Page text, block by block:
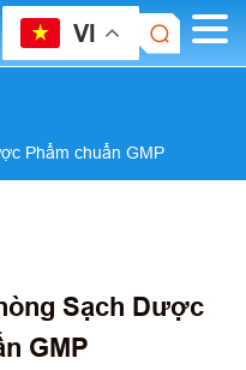
VI
Phẩm chuẩn GMP
Sạch Dược
GMP